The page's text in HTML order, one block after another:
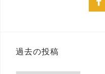
過去の投稿